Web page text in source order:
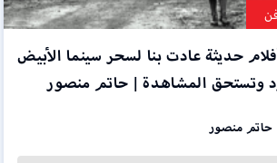
حديثة عادت بنا لسحر سينما الأبيض
وتستحق المشاهدة | حاتم منصور
حاتم منصور